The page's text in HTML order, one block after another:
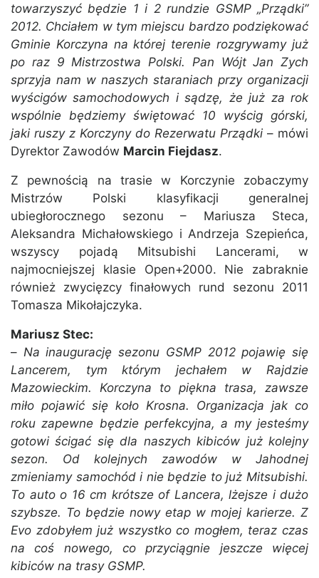
towarzyszyć będzie 1 i 2 rundzie GSMP „Prządki”
2012. Chciałem w tym miejscu bardzo podziękować
Gminie Korczyna na której terenie rozgrywamy już
po raz 9 Mistrzostwa Polski. Pan Wójt Jan Zych
sprzyja nam w naszych staraniach przy organizacji
wyścigów samochodowych i sądzę, że już za rok
wspólnie będziemy świętować 10 wyścig górski,
jaki ruszy z Korczyny do Rezerwatu Prządki – mówi
Dyrektor Zawodów Marcin Fiejdasz.
Z pewnością na trasie w Korczynie zobaczymy
Mistrzów Polski klasyfikacji generalnej
ubiegłorocznego sezonu – Mariusza Steca,
Aleksandra Michałowskiego i Andrzeja Szepieńca,
wszyscy pojadą Mitsubishi Lancerami, w
najmocniejszej klasie Open+2000. Nie zabraknie
również zwycięzcy finałowych rund sezonu 2011
Tomasza Mikołajczyka.
Mariusz Stec:
– Na inaugurację sezonu GSMP 2012 pojawię się
Lancerem, tym którym jechałem w Rajdzie
Mazowieckim. Korczyna to piękna trasa, zawsze
miło pojawić się koło Krosna. Organizacja jak co
roku zapewne będzie perfekcyjna, a my jesteśmy
gotowi ścigać się dla naszych kibiców już kolejny
sezon. Od kolejnych zawodów w Jahodnej
zmieniamy samochód i nie będzie to już Mitsubishi.
To auto o 16 cm krótsze of Lancera, lżejsze i dużo
szybsze. To będzie nowy etap w mojej karierze. Z
Evo zdobyłem już wszystko co mogłem, teraz czas
na coś nowego, co przyciągnie jeszcze więcej
kibiców na trasy GSMP.